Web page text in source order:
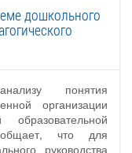
дошкольного
понятия
организации
что для
руководства